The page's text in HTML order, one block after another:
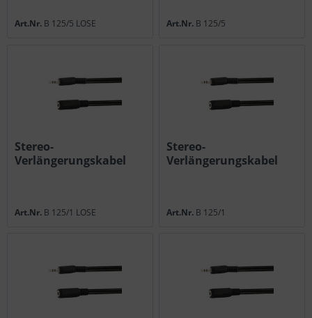
Art.Nr. B 125/5 LOSE Art.Nr. B 125/5
Stereo-
Verlängerungskabel
Art.Nr. B 125/1 LOSE
Stereo-
Verlängerungskabel
Art.Nr. B 125/1